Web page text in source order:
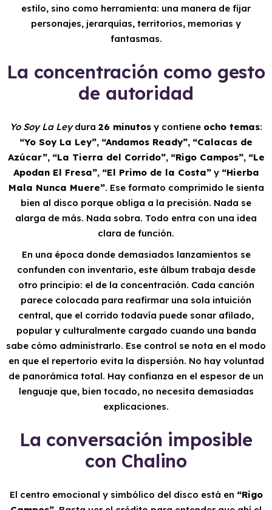
estilo, sino como herramienta: una manera de fijar
personajes, jerarquías, territorios, memorias y
fantasmas.
La concentración como gesto
de autoridad
Yo Soy La Leydura 26 minutos y contiene ocho temas:
“Yo Soy La Ley”, “Andamos Ready”, “Calacas de
Azúcar”, “La Tierra del Corrido”, “Rigo Campos”, “Le
Apodan El Fresa”, “El Primo de la Costa”y “Hierba
Mala Nunca Muere”. Ese formato comprimido le sienta
bien al disco porque obliga a la precisión. Nada se
alarga de más. Nada sobra. Todo entra con una idea
clara de función.
En una época donde demasiados lanzamientos se
confunden con inventario, este álbum trabaja desde
otro principio: el de la concentración. Cada canción
parece colocada para reafirmar una sola intuición
central, que el corrido todavía puede sonar afilado,
popular y culturalmente cargado cuando una banda
sabe cómo administrarlo. Ese control se nota en el modo
en que el repertorio evita la dispersión. No hay voluntad
de panorámica total. Hay confianza en el espesor de un
lenguaje que, bien tocado, no necesita demasiadas
explicaciones.
La conversación imposible
con Chalino
El centro emocional y simbólico del disco está en “Rigo